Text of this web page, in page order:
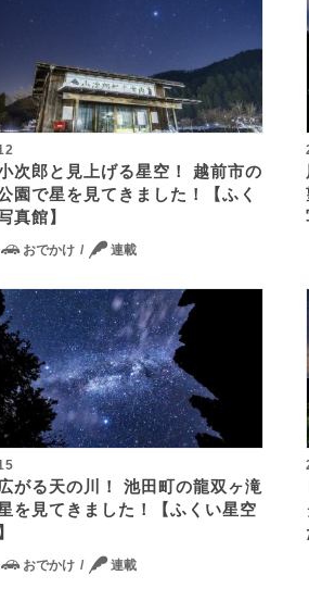
次郎と見上げる星空！ 越前市の
園で星を見てきました！【ふく
真館】
おでかけ 連載
がる天の川！ 池田町の龍双ヶ滝
を見てきました！【ふくい星空
おでかけ 連載